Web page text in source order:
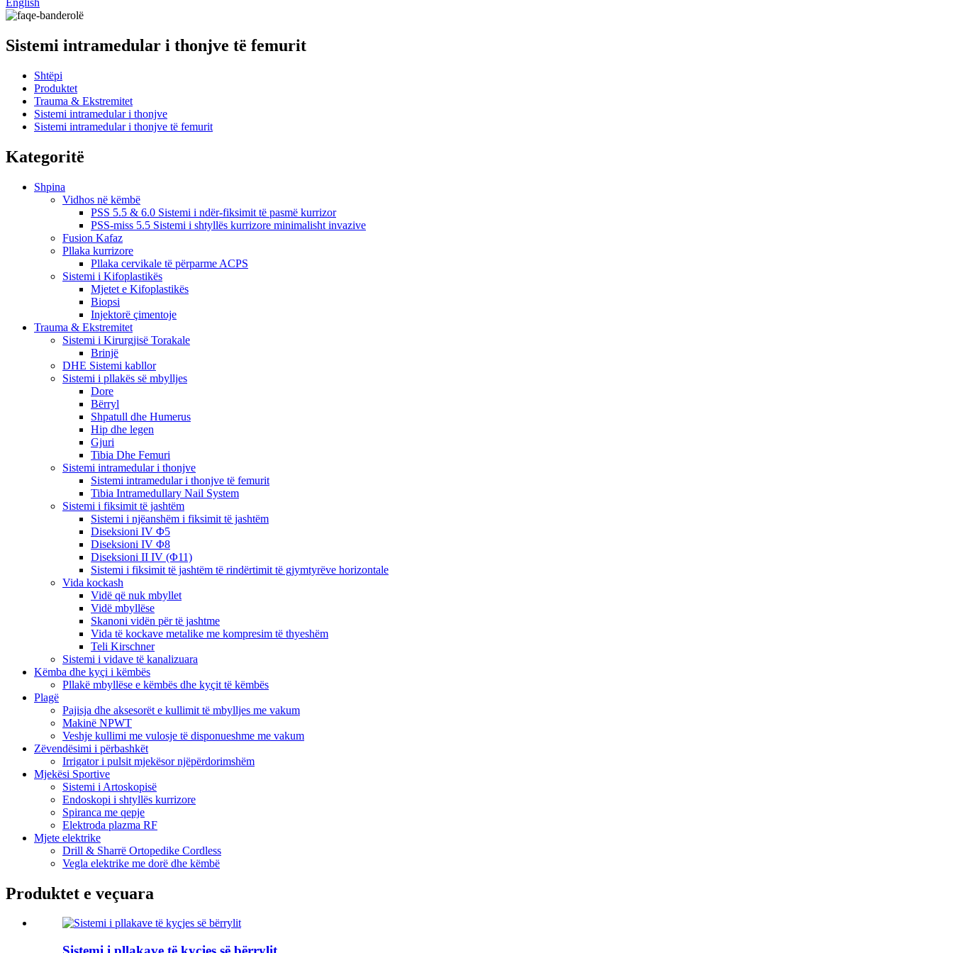
English
Sistemi intramedular i thonjve të femurit
Shtëpi
Produktet
Trauma & Ekstremitet
Sistemi intramedular i thonjve
Sistemi intramedular i thonjve të femurit
Kategoritë
Shpina
Vidhos në këmbë
PSS 5.5 & 6.0 Sistemi i ndër-fiksimit të pasmë kurrizor
PSS-miss 5.5 Sistemi i shtyllës kurrizore minimalisht invazive
Fusion Kafaz
Pllaka kurrizore
Pllaka cervikale të përparme ACPS
Sistemi i Kifoplastikës
Mjetet e Kifoplastikës
Biopsi
Injektorë çimentoje
Trauma & Ekstremitet
Sistemi i Kirurgjisë Torakale
Brinjë
DHE Sistemi kabllor
Sistemi i pllakës së mbylljes
Dore
Bërryl
Shpatull dhe Humerus
Hip dhe legen
Gjuri
Tibia Dhe Femuri
Sistemi intramedular i thonjve
Sistemi intramedular i thonjve të femurit
Tibia Intramedullary Nail System
Sistemi i fiksimit të jashtëm
Sistemi i njëanshëm i fiksimit të jashtëm
Diseksioni IV Φ5
Diseksioni IV Φ8
Diseksioni II IV (Φ11)
Sistemi i fiksimit të jashtëm të rindërtimit të gjymtyrëve horizontale
Vida kockash
Vidë që nuk mbyllet
Vidë mbyllëse
Skanoni vidën për të jashtme
Vida të kockave metalike me kompresim të thyeshëm
Teli Kirschner
Sistemi i vidave të kanalizuara
Këmba dhe kyçi i këmbës
Pllakë mbyllëse e këmbës dhe kyçit të këmbës
Plagë
Pajisja dhe aksesorët e kullimit të mbylljes me vakum
Makinë NPWT
Veshje kullimi me vulosje të disponueshme me vakum
Zëvendësimi i përbashkët
Irrigator i pulsit mjekësor njëpërdorimshëm
Mjekësi Sportive
Sistemi i Artoskopisë
Endoskopi i shtyllës kurrizore
Spiranca me qepje
Elektroda plazma RF
Mjete elektrike
Drill & Sharrë Ortopedike Cordless
Vegla elektrike me dorë dhe këmbë
Produktet e veçuara